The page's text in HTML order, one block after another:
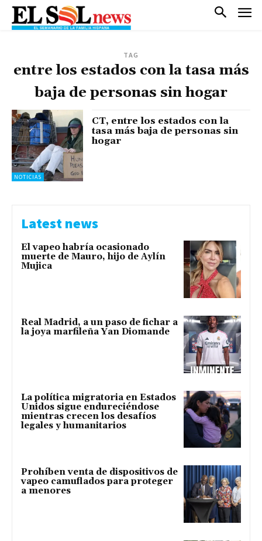
TAG
entre los estados con la tasa más
baja de personas sin hogar
NOTICIAS
CT, entre los estados con la
tasa más baja de personas sin
hogar
Latest news
El vapeo habría ocasionado
muerte de Mauro, hijo de Aylín
Mujica
Real Madrid, a un paso de fichar a
la joya marfileña Yan Diomande
La política migratoria en Estados
Unidos sigue endureciéndose
mientras crecen los desafíos
legales y humanitarios
Prohíben venta de dispositivos de
vapeo camuflados para proteger
a menores